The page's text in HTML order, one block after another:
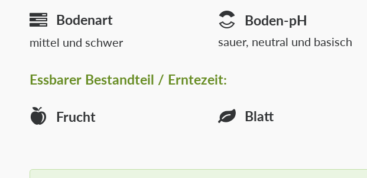
Bodenart
mittel und schwer
Boden-pH
sauer, neutral und basisch
Essbarer Bestandteil / Erntezeit:
Frucht
Blatt